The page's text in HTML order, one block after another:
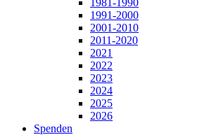
1991-2000
2001-2010
2011-2020
2021
2022
2023
2024
2025
2026
Spenden